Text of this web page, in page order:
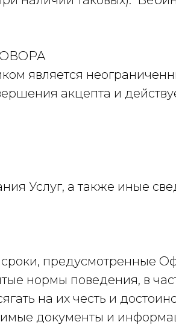
является
акцепта и
Услуг, а также иные
сроки, предусмотренные
нормы поведения, в
на их честь и
документы и